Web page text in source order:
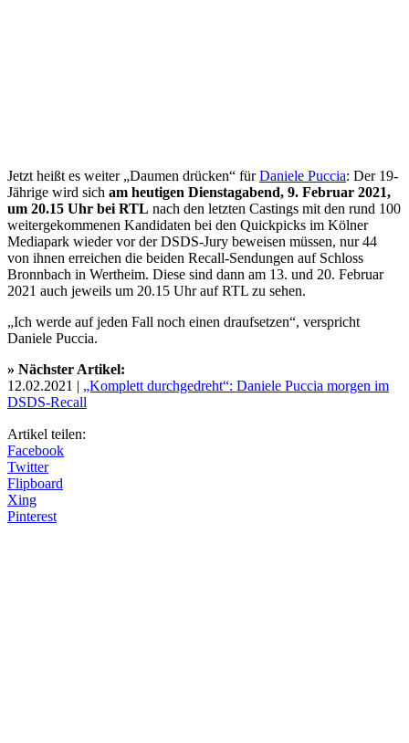
Jetzt heißt es weiter „Daumen drücken“ fürDaniele Puccia: Der 19-
Jährige wird sich am heutigen Dienstagabend, 9. Februar 2021,
um 20.15 Uhr bei RTL nach den letzten Castings mit den rund 100
weitergekommenen Kandidaten bei den Quickpicks im Kölner
Mediapark wieder vor der DSDS-Jury beweisen müssen, nur 44
von ihnen erreichen die beiden Recall-Sendungen auf Schloss
Bronnbach in Wertheim. Diese sind dann am 13. und 20. Februar
2021 auch jeweils um 20.15 Uhr auf RTL zu sehen.
„Ich werde auf jeden Fall noch einen draufsetzen“, verspricht
Daniele Puccia.
» Nächster Artikel:
12.02.2021 | „Komplett durchgedreht“: Daniele Puccia morgen im
DSDS-Recall
Artikel teilen:
Facebook
Twitter
Flipboard
Xing
Pinterest